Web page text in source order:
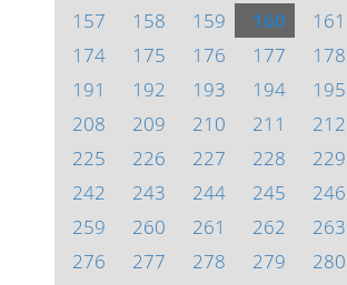
157
158 159 160 161
174
175 176 177 178
191
192 193 194 195
208
209 210 211 212
225
226 227 228 229
242
243 244 245 246
259
260 261 262 263
276
277 278 279 280